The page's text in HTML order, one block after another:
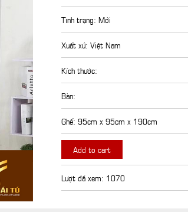
Tình trạng: Mới
Xuất xứ: Việt Nam
Kích thước:
Bàn:
Ghế: 95cm x 95cm x 190cm
Add to cart
Lượt đã xem: 1070